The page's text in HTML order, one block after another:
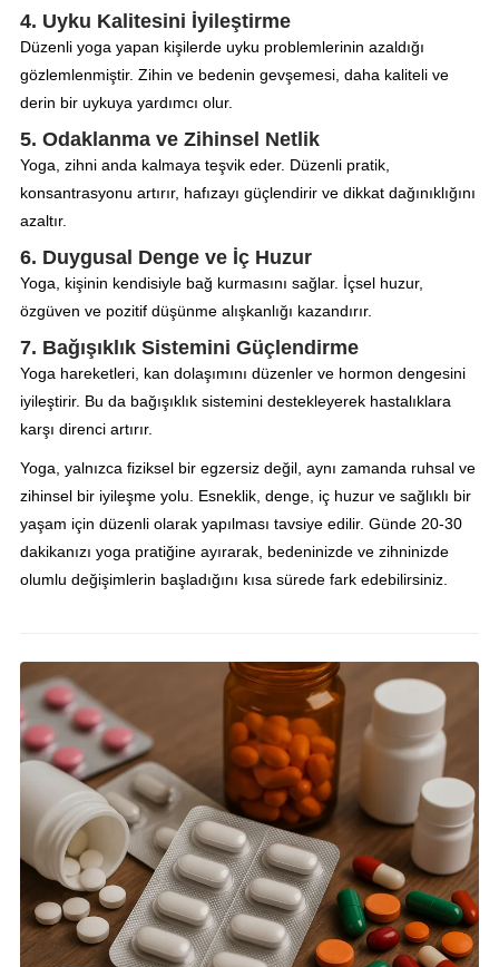
4. Uyku Kalitesini İyileştirme
Düzenli yoga yapan kişilerde uyku problemlerinin azaldığı
gözlemlenmiştir. Zihin ve bedenin gevşemesi, daha kaliteli ve
derin bir uykuya yardımcı olur.
5. Odaklanma ve Zihinsel Netlik
Yoga, zihni anda kalmaya teşvik eder. Düzenli pratik,
konsantrasyonu artırır, hafızayı güçlendirir ve dikkat dağınıklığını
azaltır.
6. Duygusal Denge ve İç Huzur
Yoga, kişinin kendisiyle bağ kurmasını sağlar. İçsel huzur,
özgüven ve pozitif düşünme alışkanlığı kazandırır.
7. Bağışıklık Sistemini Güçlendirme
Yoga hareketleri, kan dolaşımını düzenler ve hormon dengesini
iyileştirir. Bu da bağışıklık sistemini destekleyerek hastalıklara
karşı direnci artırır.
Yoga, yalnızca fiziksel bir egzersiz değil, aynı zamanda ruhsal ve
zihinsel bir iyileşme yolu. Esneklik, denge, iç huzur ve sağlıklı bir
yaşam için düzenli olarak yapılması tavsiye edilir. Günde 20-30
dakikanızı yoga pratiğine ayırarak, bedeninizde ve zihninizde
olumlu değişimlerin başladığını kısa sürede fark edebilirsiniz.